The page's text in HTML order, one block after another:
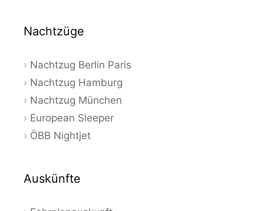
Nachtzüge
Nachtzug Berlin Paris
Nachtzug Hamburg
Nachtzug München
European Sleeper
ÖBB Nightjet
Auskünfte